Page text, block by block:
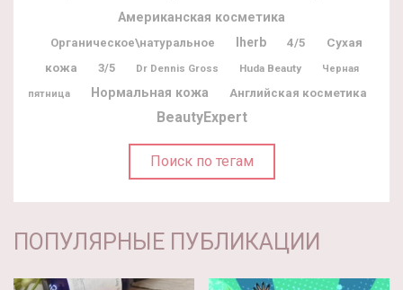
Американская косметика
Органическое\натуральное Iherb 4/5
Сухая
кожа
3/5 Dr Dennis Gross Huda Beauty Черная
пятница Нормальная кожа Английская косметика
BeautyExpert
Поиск по тегам
ПОПУЛЯРНЫЕ ПУБЛИКАЦИИ